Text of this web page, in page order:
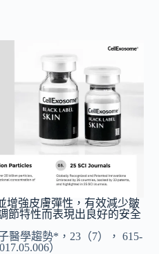
增強皮膚彈性，有效減少皺
節特性而表現出良好的安全
醫學趨勢*，23（7）， 615-
）